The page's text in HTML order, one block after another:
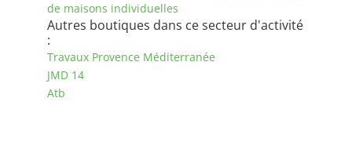
de maisons individuelles
Autres boutiques dans ce secteur d'activité
:
Travaux Provence Méditerranée
JMD 14
Atb